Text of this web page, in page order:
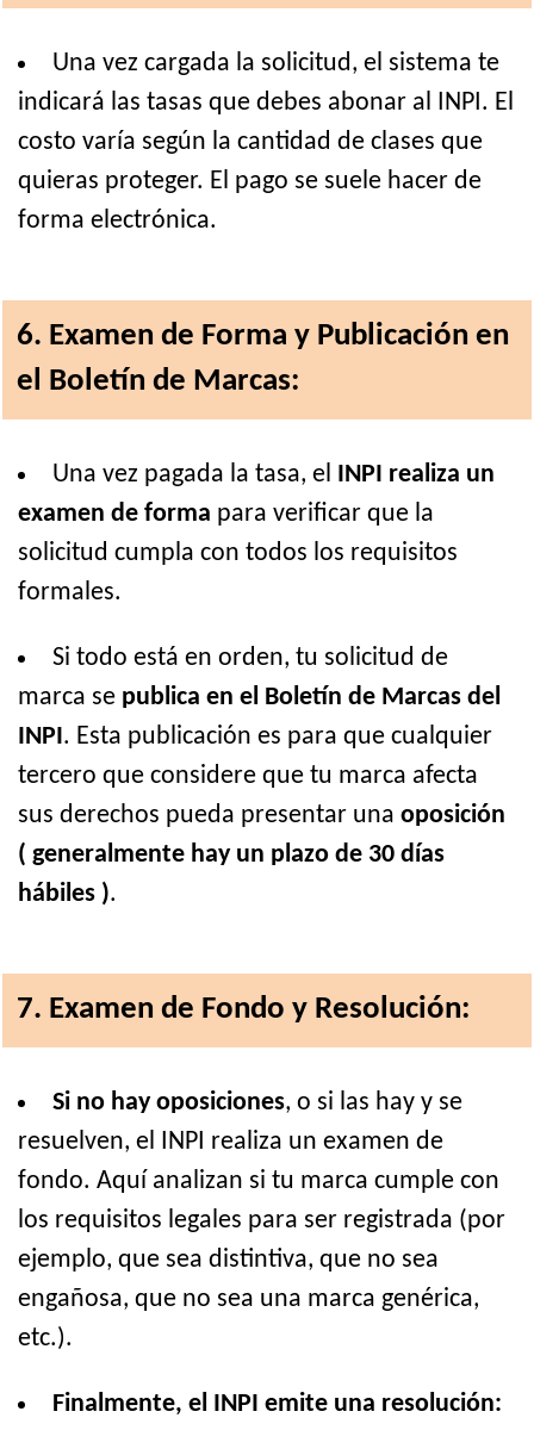
Una vez cargada la solicitud, el sistema te
indicará las tasas que debes abonar al INPI. El
costo varía según la cantidad de clases que
quieras proteger. El pago se suele hacer de
forma electrónica.
6. Examen de Forma y Publicación en
el Boletín de Marcas:
Una vez pagada la tasa, el INPI realiza un
examen de forma para verificar que la
solicitud cumpla con todos los requisitos
formales.
Si todo está en orden, tu solicitud de
marca se publica en el Boletín de Marcas del
INPI. Esta publicación es para que cualquier
tercero que considere que tu marca afecta
sus derechos pueda presentar una oposición
( generalmente hay un plazo de 30 días
hábiles ).
7. Examen de Fondo y Resolución:
Si no hay oposiciones, o si las hay y se
resuelven, el INPI realiza un examen de
fondo. Aquí analizan si tu marca cumple con
los requisitos legales para ser registrada (por
ejemplo, que sea distintiva, que no sea
engañosa, que no sea una marca genérica,
etc.).
Finalmente, el INPI emite una resolución: